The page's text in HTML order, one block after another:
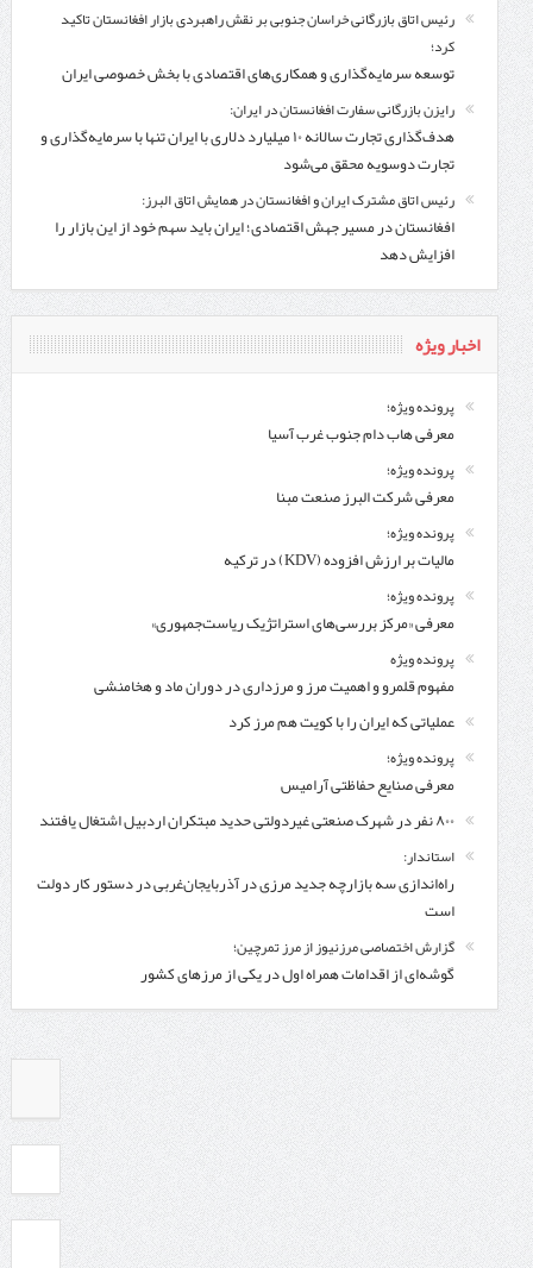
رئیس اتاق بازرگانی خراسان جنوبی بر نقش راهبردی بازار افغانستان تاکید
کرد؛
توسعه سرمایه‌گذاری و همکاری‌های اقتصادی با بخش خصوصی ایران
رایزن بازرگانی سفارت افغانستان در ایران:
هدف‌گذاری تجارت سالانه ۱۰ میلیارد دلاری با ایران تنها با سرمایه‌گذاری و
تجارت دوسویه محقق می‌شود
رئیس اتاق مشترک ایران و افغانستان در همایش اتاق البرز:
افغانستان در مسیر جهش اقتصادی؛ ایران باید سهم خود از این بازار را
افزایش دهد
اخبار ویژه
پرونده ویژه؛
معرفی هاب دام جنوب غرب آسیا
پرونده ویژه؛
معرفی شركت البرز صنعت مبنا
پرونده ویژه؛
مالیات بر ارزش افزوده (KDV) در ترکیه
پرونده ویژه؛
معرفی «مرکز بررسی‌های استراتژیک ریاست‌جمهوری»
پرونده ویژه
مفهوم قلمرو و اهمیت مرز و مرزداری در دوران ماد و هخامنشی
عملیاتی که ایران را با کویت هم مرز کرد
پرونده ویژه؛
معرفی صنایع حفاظتی آرامیس
۸۰۰ نفر در شهرک صنعتی غیردولتی حدید مبتکران اردبیل اشتغال یافتند
استاندار:
راه‌اندازی سه بازارچه جدید مرزی در آذربایجان‌غربی در دستور کار دولت
است
گزارش اختصاصی مرزنیوز از مرز تمرچین؛
گوشه‌ای از اقدامات همراه اول در یکی از مرزهای کشور